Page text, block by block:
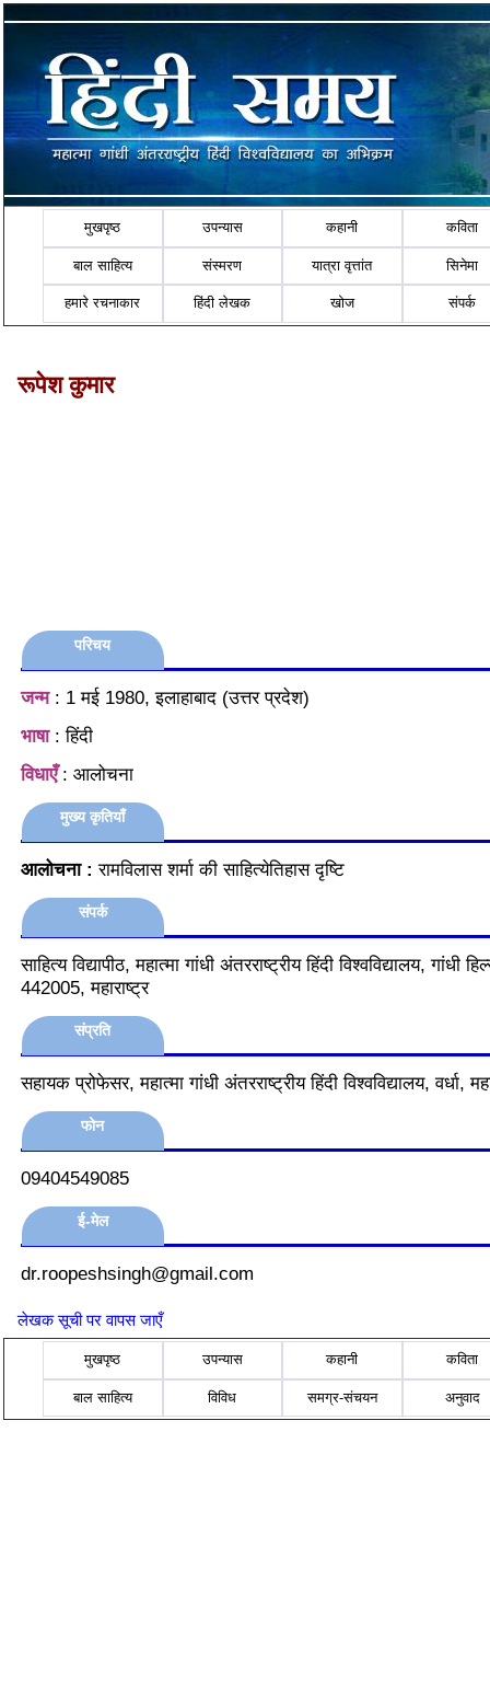
मुखपृष्ठ उपन्यास कहानी कविता
बाल साहित्य संस्मरण यात्रा वृत्तांत सिनेमा
हमारे रचनाकार हिंदी लेखक खोज संपर्क
रूपेश कुमार
परिचय
जन्म: 1 मई 1980, इलाहाबाद (उत्तर प्रदेश)
भाषा: हिंदी
विधाएँ: आलोचना
मुख्य कृतियाँ
आलोचना :रामविलास शर्मा की साहित्येतिहास दृष्टि
संपर्क
साहित्य विद्यापीठ, महात्मा गांधी अंतरराष्ट्रीय हिंदी विश्वविद्यालय, गांधी
442005, महाराष्ट्र
संप्रति
सहायक प्रोफेसर, महात्मा गांधी अंतरराष्ट्रीय हिंदी विश्वविद्यालय, वर्धा,
फोन
09404549085
ई-मेल
dr.roopeshsingh@gmail.com
लेखक सूची पर वापस जाएँ
मुखपृष्ठ उपन्यास कहानी कविता
बाल साहित्य विविध समग्र-संचयन अनुवाद